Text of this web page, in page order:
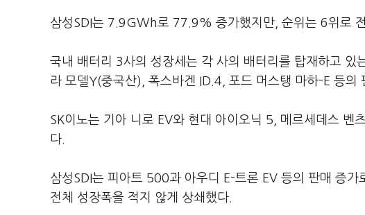
삼성SDI는 7.9GWh로 77.9% 증가했지만, 순위는 6위로
국내 배터리 3사의 성장세는 각 사의 배터리를 탑재하고
라 모델Y(중국산), 폭스바겐 ID.4, 포드 머스탱 마하-E 등의
SK이노는 기아 니로 EV와 현대 아이오닉 5, 메르세데스 벤
다.
삼성SDI는 피아트 500과 아우디 E-트론 EV 등의 판매 증
전체 성장폭을 적지 않게 상쇄했다.